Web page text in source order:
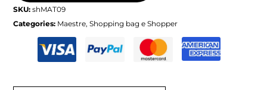
SKU:shMAT09
Categories: Maestre,Shopping bag e Shopper